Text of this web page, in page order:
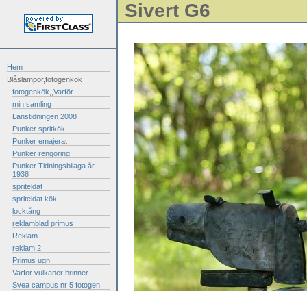
Hem
Blåslampor,fotogenkök
fotogenkök,,Varför
min samling
Länstidningen 2008
Punker spritkök
Punker emajerat
Punker rengöring
Punker Tidningsbilaga år
1938
spriteldat
spriteldat kök
locktång
reklamblad primus
Reklam
reklam 2
Primus ugn
Varför vulkaner brinner
Svea campus nr 5 fotogen
Sivert G6